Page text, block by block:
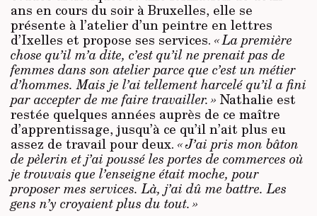
ans en cours du soir à Bruxelles, elle se
présente à l’atelier d’un peintre en lettres
d’Ixelles et propose ses services. « La première
chose qu’il m’a dite, c’est qu’il ne prenait pas de
femmes dans son atelier parce que c’est un métier
d’hommes. Mais je l’ai tellement harcelé qu’il a fini
par accepter de me faire travailler. » Nathalie est
restée quelques années auprès de ce maître
d’apprentissage, jusqu’à ce qu’il n’ait plus eu
assez de travail pour deux. « J’ai pris mon bâton
de pèlerin et j’ai poussé les portes de commerces où
je trouvais que l’enseigne était moche, pour
proposer mes services. Là, j’ai dû me battre. Les
gens n’y croyaient plus du tout. »